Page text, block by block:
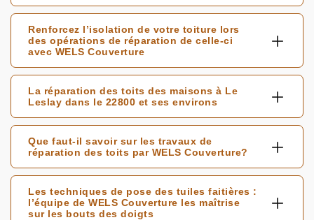
Renforcez l’isolation de votre toiture lors
des opérations de réparation de celle-ci
avec WELS Couverture
La réparation des toits des maisons à Le
Leslay dans le 22800 et ses environs
Que faut-il savoir sur les travaux de
réparation des toits par WELS Couverture?
Les techniques de pose des tuiles faitières :
l’équipe de WELS Couverture les maîtrise
sur les bouts des doigts